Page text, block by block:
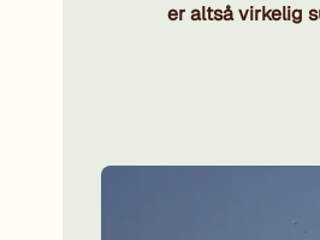
er altså virkelig